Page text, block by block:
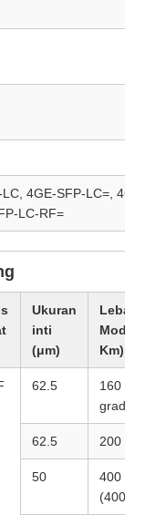
4GE-SFP-LC=, 4GE-
LC-RF=
Ukuran
inti
(μm)
Lebar
Modal
Km) ***
62.5
160
grade)
62.5 200
50
400
(400/400)